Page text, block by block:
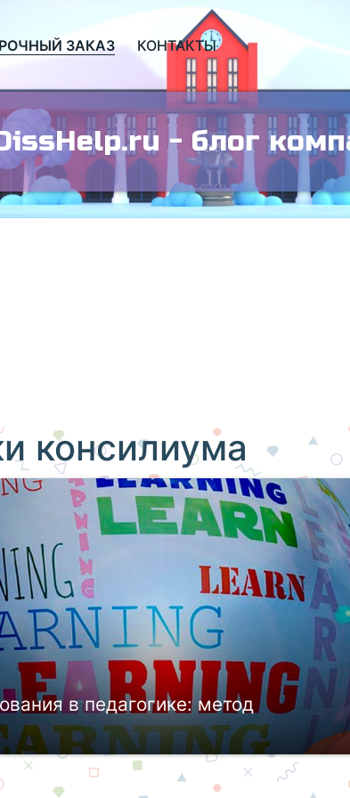
ЗАКАЗ КОНТАКТЫ
- блог
консилиума
в педагогике: метод
знаний, успешно сочетающая в себе